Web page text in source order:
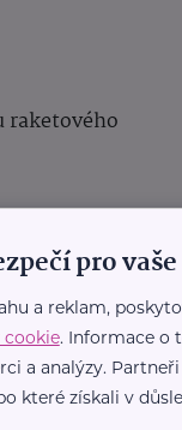
raketového
obrovskou
i v náročném
pro
a reklam,
cookie. Informace o
a analýzy.
které získali v